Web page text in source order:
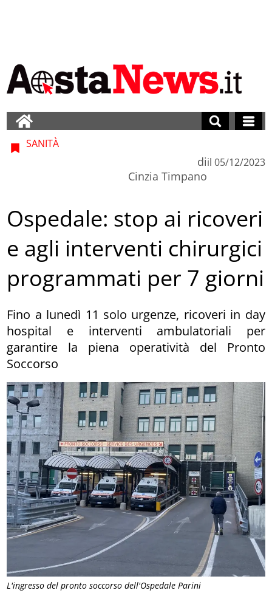
L'ingresso del pronto soccorso dell'Ospedale Parini
SANITÀ
di
Cinzia Timpano
il 05/12/2023
Ospedale: stop ai ricoveri
e agli interventi chirurgici
programmati per 7 giorni
Fino a lunedì 11 solo urgenze, ricoveri in day
hospital e interventi ambulatoriali per
garantire la piena operatività del Pronto
Soccorso